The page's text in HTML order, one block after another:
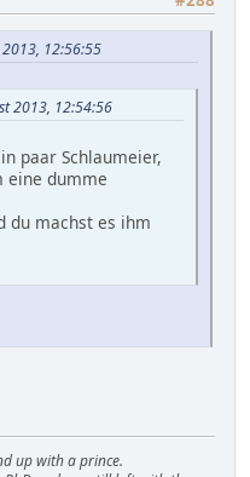
12:56:55
2013, 12:54:56
paar Schlaumeier,
eine dumme
du machst es ihm
up with a prince.